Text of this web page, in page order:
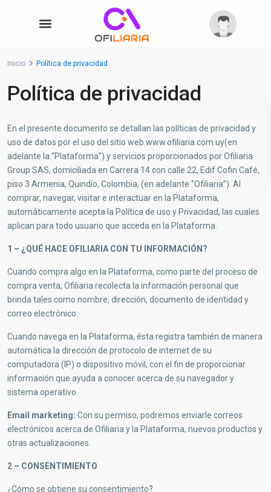
Inicio Política de privacidad
Política de privacidad
En el presente documento se detallan las políticas de privacidad y
uso de datos por el uso del sitio web www.ofiliaria.com.uy(en
adelante la “Plataforma”) y servicios proporcionados por Ofiliaria
Group SAS, domiciliada en Carrera 14 con calle 22, Edif Cofin Café,
piso 3 Armenia, Quindío, Colombia, (en adelante “Ofiliaria”). Al
comprar, navegar, visitar e interactuar en la Plataforma,
automáticamente acepta la Política de uso y Privacidad, las cuales
aplican para todo usuario que acceda en la Plataforma.
1 – ¿QUÉ HACE OFILIARIA CON TU INFORMACIÓN?
Cuando compra algo en la Plataforma, como parte del proceso de
compra venta, Ofiliaria recolecta la información personal que
brinda tales como nombre, dirección, documento de identidad y
correo electrónico.
Cuando navega en la Plataforma, ésta registra también de manera
automática la dirección de protocolo de internet de su
computadora (IP) o dispositivo móvil, con el fin de proporcionar
información que ayuda a conocer acerca de su navegador y
sistema operativo.
Email marketing: Con su permiso, podremos enviarle correos
electrónicos acerca de Ofiliaria y la Plataforma, nuevos productos y
otras actualizaciones.
2 – CONSENTIMIENTO
¿Cómo se obtiene su consentimiento?